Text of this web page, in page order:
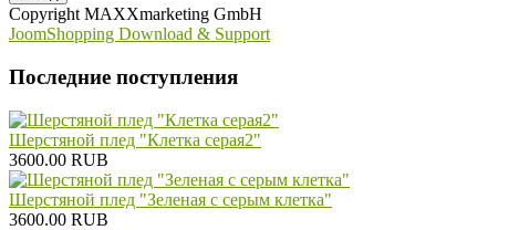
Copyright MAXXmarketing GmbH
JoomShopping Download & Support
Последние поступления
Шерстяной плед "Клетка серая2"
3600.00 RUB
Шерстяной плед "Зеленая с серым клетка"
3600.00 RUB